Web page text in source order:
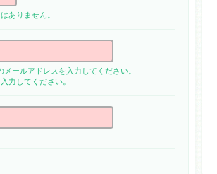
ありません。
ールアドレスを入力してください。
力してください。